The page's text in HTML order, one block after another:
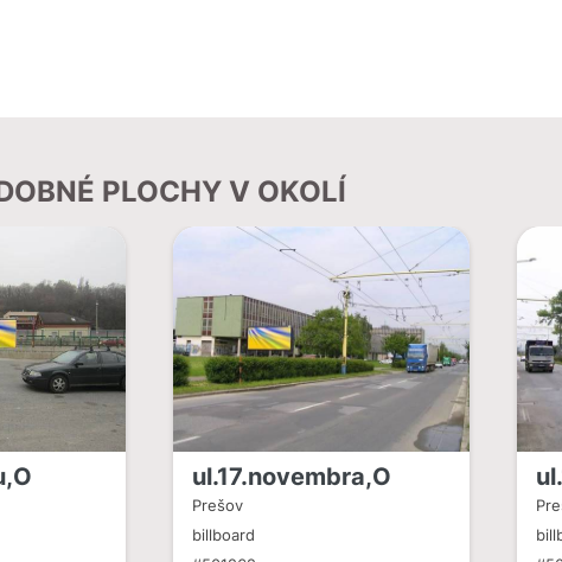
PLOCHY V OKOLÍ
ul.17.novembra,O
Prešov
billboard